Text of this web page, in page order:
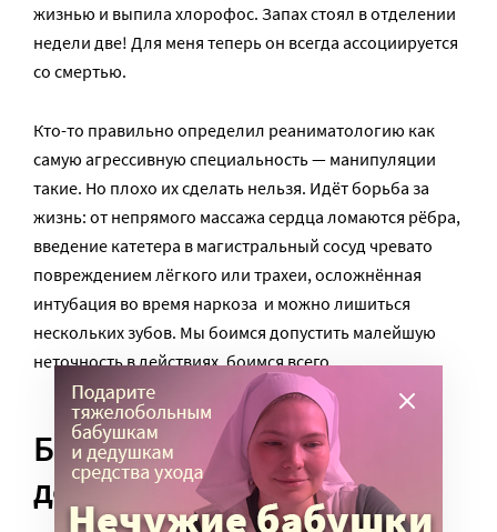
жизнью и выпила хлорофос. Запах стоял в отделении
недели две! Для меня теперь он всегда ассоциируется
со смертью.
Кто-­то правильно определил реаниматологию как
самую агрессивную специальность — манипуляции
такие. Но плохо их сделать нельзя. Идёт борьба за
жизнь: от непрямого массажа сердца ломаются рёбра,
введение катетера в магистральный сосуд чревато
повреждением лёгкого или трахеи, осложнённая
интубация во время наркоза ­ и можно лишиться
нескольких зубов. Мы боимся допустить малейшую
неточность в действиях, боимся всего.
Боимся, когда привозят
детей.